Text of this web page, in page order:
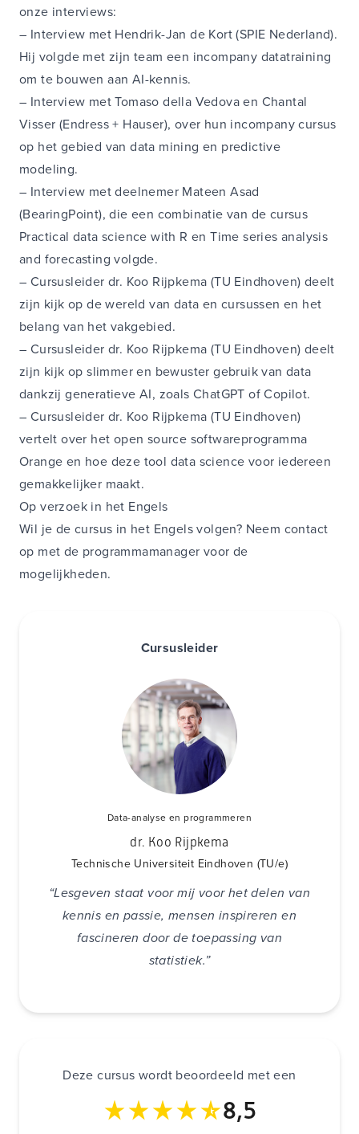
onze interviews:
– Interview met Hendrik-Jan de Kort (SPIE Nederland).
Hij volgde met zijn team een incompany datatraining
om te bouwen aan AI-kennis.
– Interview met Tomaso della Vedova en Chantal
Visser (Endress + Hauser), over hun incompany cursus
op het gebied van data mining en predictive
modeling.
– Interview met deelnemer Mateen Asad
(BearingPoint), die een combinatie van de cursus
Practical data science with R en Time series analysis
and forecasting volgde.
– Cursusleider dr. Koo Rijpkema (TU Eindhoven) deelt
zijn kijk op de wereld van data en cursussen en het
belang van het vakgebied.
– Cursusleider dr. Koo Rijpkema (TU Eindhoven) deelt
zijn kijk op slimmer en bewuster gebruik van data
dankzij generatieve AI, zoals ChatGPT of Copilot.
– Cursusleider dr. Koo Rijpkema (TU Eindhoven)
vertelt over het open source softwareprogramma
Orange en hoe deze tool data science voor iedereen
gemakkelijker maakt.
Op verzoek in het Engels
Wil je de cursus in het Engels volgen? Neem contact
op met de programmamanager voor de
mogelijkheden.
Cursusleider
Data-analyse en programmeren
dr. Koo Rijpkema
Technische Universiteit Eindhoven (TU/e)
“Lesgeven staat voor mij voor het delen van
kennis en passie, mensen inspireren en
fascineren door de toepassing van
statistiek.”
Deze cursus wordt beoordeeld met een
8,5